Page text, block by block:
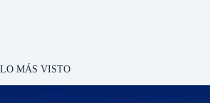
LO MÁS VISTO